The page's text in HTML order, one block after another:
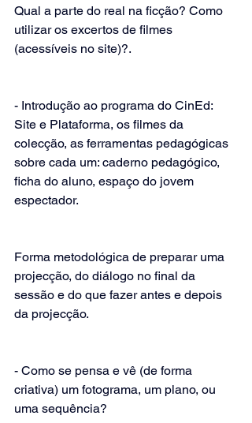
Qual a parte do real na ficção? Como
utilizar os excertos de filmes
(acessíveis no site)?.
- Introdução ao programa do CinEd:
Site e Plataforma, os filmes da
colecção, as ferramentas pedagógicas
sobre cada um: caderno pedagógico,
ficha do aluno, espaço do jovem
espectador.
Forma metodológica de preparar uma
projecção, do diálogo no final da
sessão e do que fazer antes e depois
da projecção.
- Como se pensa e vê (de forma
criativa) um fotograma, um plano, ou
uma sequência?